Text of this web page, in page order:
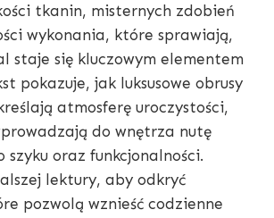
tkanin, misternych zdobień
wykonania, które sprawiają,
staje się kluczowym elementem
pokazuje, jak luksusowe obrusy
atmosferę uroczystości,
do wnętrza nutę
oraz funkcjonalności.
lektury, aby odkryć
pozwolą wznieść codzienne